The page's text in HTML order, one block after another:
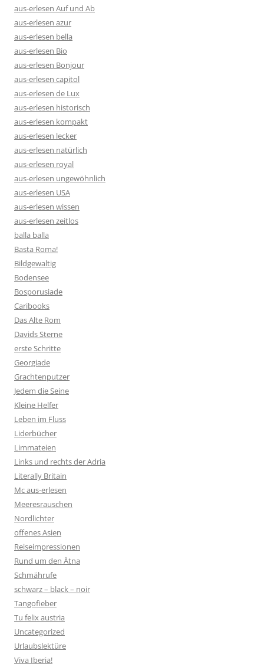
aus-erlesen Auf und Ab
aus-erlesen azur
aus-erlesen bella
aus-erlesen Bio
aus-erlesen Bonjour
aus-erlesen capitol
aus-erlesen de Lux
aus-erlesen historisch
aus-erlesen kompakt
aus-erlesen lecker
aus-erlesen natürlich
aus-erlesen royal
aus-erlesen ungewöhnlich
aus-erlesen USA
aus-erlesen wissen
aus-erlesen zeitlos
balla balla
Basta Roma!
Bildgewaltig
Bodensee
Bosporusiade
Caribooks
Das Alte Rom
Davids Sterne
erste Schritte
Georgiade
Grachtenputzer
Jedem die Seine
Kleine Helfer
Leben im Fluss
Liderbücher
Limmateien
Links und rechts der Adria
Literally Britain
Mc aus-erlesen
Meeresrauschen
Nordlichter
offenes Asien
Reiseimpressionen
Rund um den Ätna
Schmährufe
schwarz – black – noir
Tangofieber
Tu felix austria
Uncategorized
Urlaubslektüre
Viva Iberia!